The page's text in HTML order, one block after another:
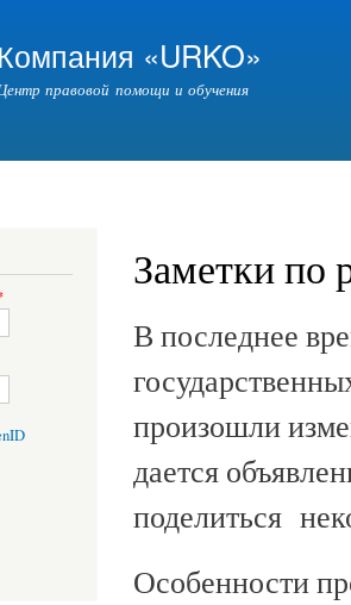
Компания «URKO»
правовой помощи и обучения
Заметки по
В последнее
произошли
дается
поделиться
Особенности